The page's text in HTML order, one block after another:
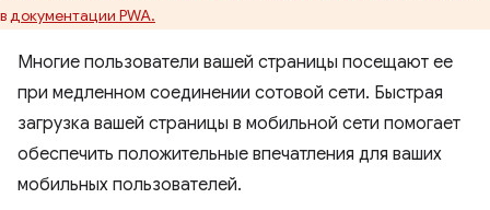
вдокументации PWA.
Многие пользователи вашей страницы посещают ее
при медленном соединении сотовой сети. Быстрая
загрузка вашей страницы в мобильной сети помогает
обеспечить положительные впечатления для ваших
мобильных пользователей.